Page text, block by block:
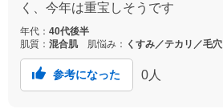
く、今年は重宝しそうです
年代： 40代後半
肌質： 混合肌 肌悩み： くすみ／テカリ／毛穴
参考になった 0 人